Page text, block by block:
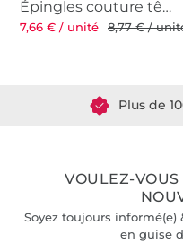
Épingles couture têtes coeurs & papillons Prym, 50 pcs.
7,66 € / unité 8,77 € /
Plus de
VOULEZ-VOUS
Soyez toujours informé(e)
en guise